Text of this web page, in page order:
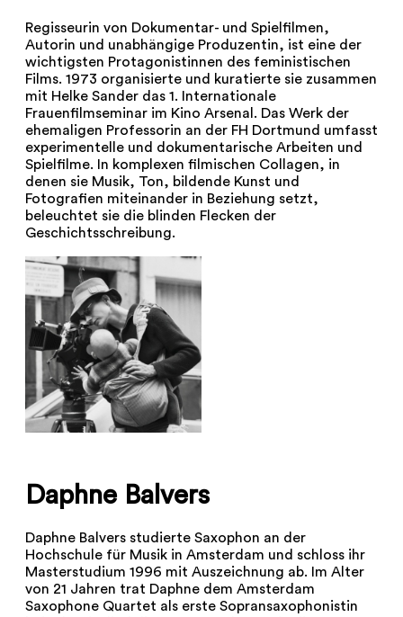
Regisseurin von Dokumentar- und Spielfilmen,
Autorin und unabhängige Produzentin, ist eine der
wichtigsten Protagonistinnen des feministischen
Films. 1973 organisierte und kuratierte sie zusammen
mit Helke Sander das 1. Internationale
Frauenfilmseminar im Kino Arsenal. Das Werk der
ehemaligen Professorin an der FH Dortmund umfasst
experimentelle und dokumentarische Arbeiten und
Spielfilme. In komplexen filmischen Collagen, in
denen sie Musik, Ton, bildende Kunst und
Fotografien miteinander in Beziehung setzt,
beleuchtet sie die blinden Flecken der
Geschichtsschreibung.
Daphne Balvers
Daphne Balvers studierte Saxophon an der
Hochschule für Musik in Amsterdam und schloss ihr
Masterstudium 1996 mit Auszeichnung ab. Im Alter
von 21 Jahren trat Daphne dem Amsterdam
Saxophone Quartet als erste Sopransaxophonistin